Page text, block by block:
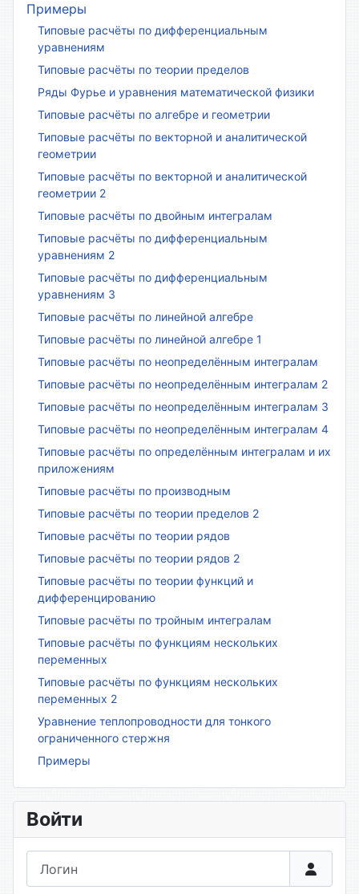
Примеры
Типовые расчёты по дифференциальным
уравнениям
Типовые расчёты по теории пределов
Ряды Фурье и уравнения математической физики
Типовые расчёты по алгебре и геометрии
Типовые расчёты по векторной и аналитической
геометрии
Типовые расчёты по векторной и аналитической
геометрии 2
Типовые расчёты по двойным интегралам
Типовые расчёты по дифференциальным
уравнениям 2
Типовые расчёты по дифференциальным
уравнениям 3
Типовые расчёты по линейной алгебре
Типовые расчёты по линейной алгебре 1
Типовые расчёты по неопределённым интегралам
Типовые расчёты по неопределённым интегралам 2
Типовые расчёты по неопределённым интегралам 3
Типовые расчёты по неопределённым интегралам 4
Типовые расчёты по определённым интегралам и их
приложениям
Типовые расчёты по производным
Типовые расчёты по теории пределов 2
Типовые расчёты по теории рядов
Типовые расчёты по теории рядов 2
Типовые расчёты по теории функций и
дифференцированию
Типовые расчёты по тройным интегралам
Типовые расчёты по функциям нескольких
переменных
Типовые расчёты по функциям нескольких
переменных 2
Уравнение теплопроводности для тонкого
ограниченного стержня
Примеры
Войти